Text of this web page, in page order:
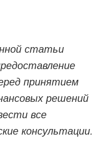
статьи
принятием
решений
все
консультации.